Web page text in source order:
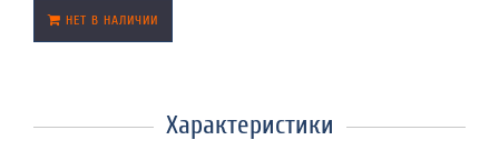
НЕТ В НАЛИЧИИ
Характеристики